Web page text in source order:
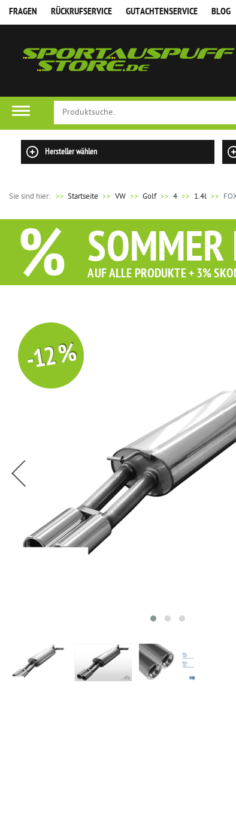
FRAGEN RÜCKRUFSERVICE GUTACHTENSERVICE BLOG
Hersteller wählen
Sie sind hier: >> Startseite VW Golf 4 1.4l
% AUF ALLE PRODUKTE + 3%
-12 %
Sie erhalten Sie beim Kauf diesen